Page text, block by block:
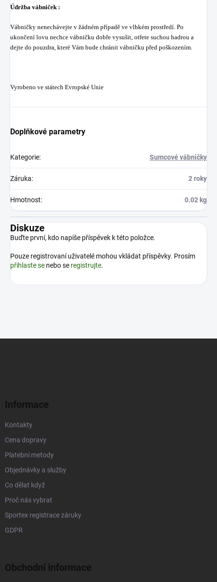
Údržba vábniček :
Vábničky nenechávejte v žádném případě ve vlhkém prostředí. Po
ukončení lovu nechce vábničku dobře vysušit, otřete suchou hadrou a
dejte do pouzdra, které Vám bude chránit vábničku před poškozením.
Vyrobeno ve státech Evropské Unie
Doplňkové parametry
Kategorie: Sumcové vábničky
Záruka: 2 roky
Hmotnost: 0.02 kg
Diskuze
Buďte první, kdo napíše příspěvek k této položce.
Pouze registrovaní uživatelé mohou vkládat příspěvky. Prosím
přihlaste se nebo se registrujte.
Informace
Kontakty
Cena dopravy
Platební metody
Objednávky a služby
Co dělat když
Proč nás vybrat
Sportex registrace záruky
GDPR
Obchodní informace